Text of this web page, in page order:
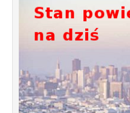
Od 1 stycznia 2023
funkcjonowaniu linii
kursujących na